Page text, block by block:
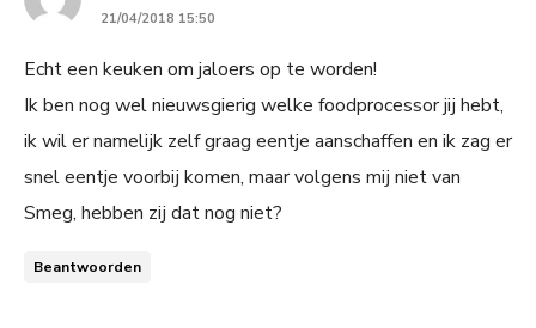
21/04/2018 15:50
Echt een keuken om jaloers op te worden!
Ik ben nog wel nieuwsgierig welke foodprocessor jij hebt,
ik wil er namelijk zelf graag eentje aanschaffen en ik zag er
snel eentje voorbij komen, maar volgens mij niet van
Smeg, hebben zij dat nog niet?
Beantwoorden